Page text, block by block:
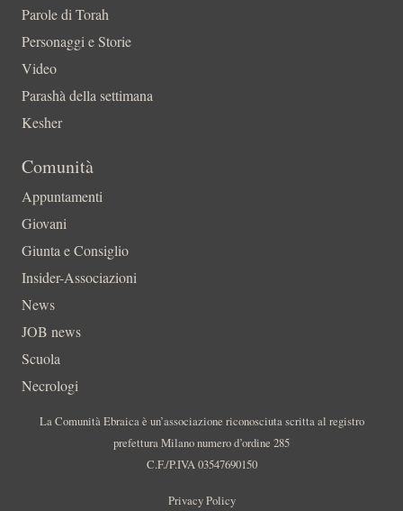
Parole di Torah
Personaggi e Storie
Video
Parashà della settimana
Kesher
Comunità
Appuntamenti
Giovani
Giunta e Consiglio
Insider-Associazioni
News
JOB news
Scuola
Necrologi
La Comunità Ebraica è un’associazione riconosciuta scritta al registro
prefettura Milano numero d’ordine 285
C.F./P.IVA 03547690150
Privacy Policy